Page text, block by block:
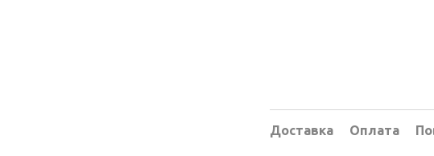
Доставка Оплата